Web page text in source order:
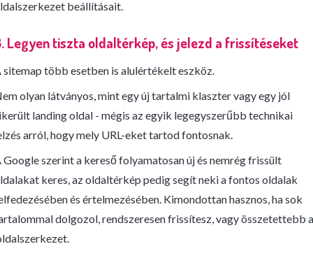
beállításait.
Legyen tiszta oldaltérkép, és jelezd a frissítéseket
sitemap több esetben is alulértékelt eszköz.
olyan látványos, mint egy új tartalmi klaszter vagy egy jól
landing oldal - mégis az egyik legegyszerűbb technikai
arról, hogy mely URL-eket tartod fontosnak.
Google szerint a kereső folyamatosan új és nemrég frissült
keres, az oldaltérkép pedig segít neki a fontos oldalak
és értelmezésében. Kimondottan hasznos, ha sok
dolgozol, rendszeresen frissítesz, vagy összetettebb